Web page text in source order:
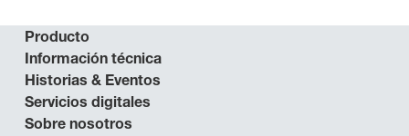
Producto
Información técnica
Historias & Eventos
Servicios digitales
Sobre nosotros